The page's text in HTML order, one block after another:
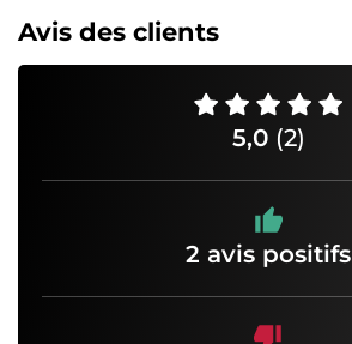
Avis des clients
5,0 (2)
2 avis positifs